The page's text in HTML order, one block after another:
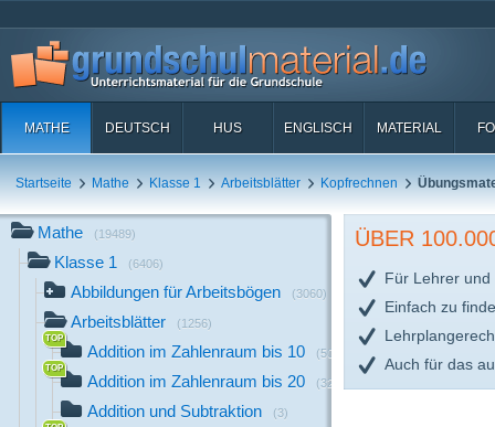
MATHE DEUTSCH HUS ENGLISCH MATERIAL
Startseite Mathe Klasse 1 Arbeitsblätter Kopfrechnen
Mathe (19489)
Klasse 1 (6406)
Abbildungen für Arbeitsbögen (3060)
Arbeitsblätter (1256)
Addition im Zahlenraum bis 10 (50)
Addition im Zahlenraum bis 20 (32)
Addition und Subtraktion (3)
ÜBER
Für Lehrer und
Einfach zu
Auch für das